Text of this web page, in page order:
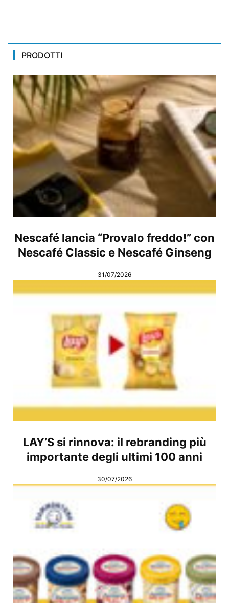
PRODOTTI
Nescafé lancia “Provalo freddo!” con
Nescafé Classic e Nescafé Ginseng
31/07/2026
LAY’S si rinnova: il rebranding più
importante degli ultimi 100 anni
30/07/2026